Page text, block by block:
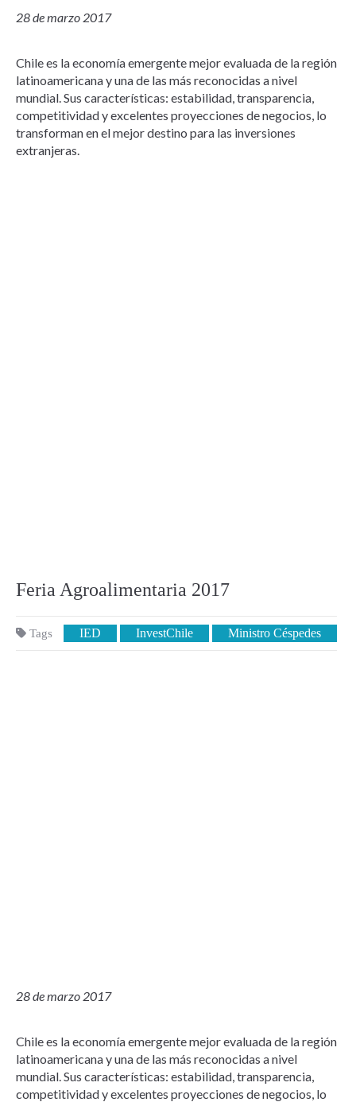
28 de marzo 2017
Chile es la economía emergente mejor evaluada de la región
latinoamericana y una de las más reconocidas a nivel
mundial. Sus características: estabilidad, transparencia,
competitividad y excelentes proyecciones de negocios, lo
transforman en el mejor destino para las inversiones
extranjeras.
Feria Agroalimentaria 2017
Tags IED InvestChile Ministro Céspedes
28 de marzo 2017
Chile es la economía emergente mejor evaluada de la región
latinoamericana y una de las más reconocidas a nivel
mundial. Sus características: estabilidad, transparencia,
competitividad y excelentes proyecciones de negocios, lo